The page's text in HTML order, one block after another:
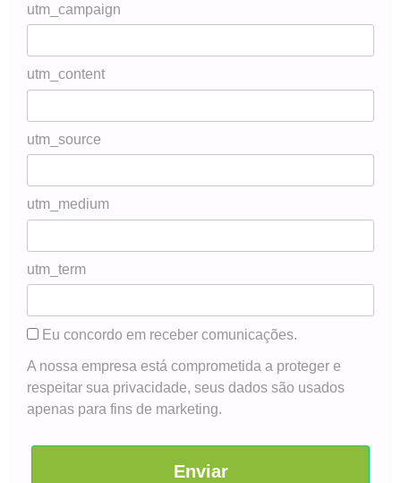
utm_campaign
utm_content
utm_source
utm_medium
utm_term
Eu concordo em receber comunicações.
A nossa empresa está comprometida a proteger e
respeitar sua privacidade, seus dados são usados
apenas para fins de marketing.
Enviar